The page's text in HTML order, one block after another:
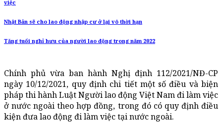
việc
Nhật Bản sẽ cho lao động nhập cư ở lại vô thời hạn
Tăng tuổi nghỉ hưu của người lao động trong năm 2022
Chính phủ vừa ban hành Nghị định 112/2021/NĐ-CP
ngày 10/12/2021, quy định chi tiết một số điều và biện
pháp thi hành Luật Người lao động Việt Nam đi làm việc
ở nước ngoài theo hợp đồng, trong đó có quy định điều
kiện đưa lao động đi làm việc tại nước ngoài.